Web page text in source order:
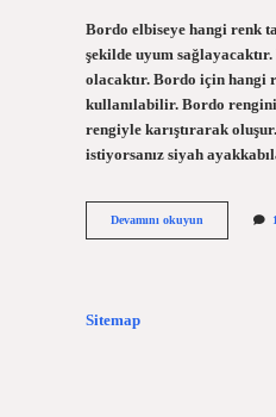
Bordo elbiseye hangi renk
şekilde uyum
olacaktır. Bordo için hangi
kullanılabilir. Bordo
rengiyle karıştırarak
istiyorsanız siyah
Devamını okuyun
Elbisenin
Sitemap